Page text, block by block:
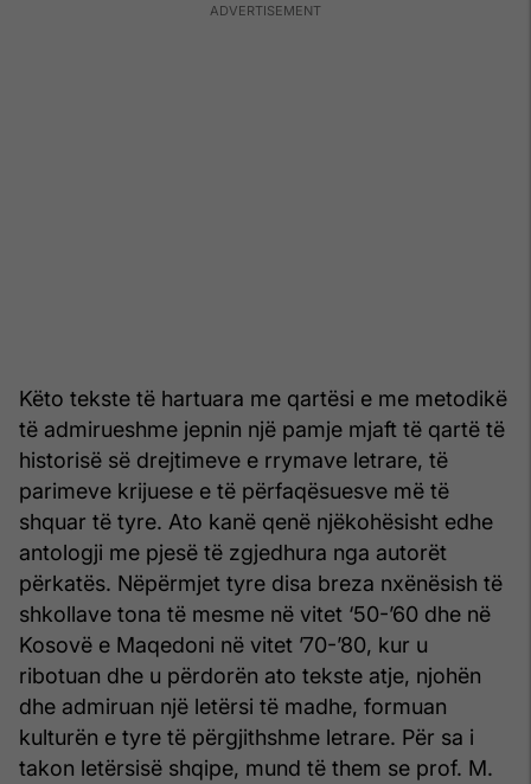
Këto tekste të hartuara me qartësi e me metodikë
të admirueshme jepnin një pamje mjaft të qartë të
historisë së drejtimeve e rrymave letrare, të
parimeve krijuese e të përfaqësuesve më të
shquar të tyre. Ato kanë qenë njëkohësisht edhe
antologji me pjesë të zgjedhura nga autorët
përkatës. Nëpërmjet tyre disa breza nxënësish të
shkollave tona të mesme në vitet ‘50-’60 dhe në
Kosovë e Maqedoni në vitet ’70-’80, kur u
ribotuan dhe u përdorën ato tekste atje, njohën
dhe admiruan një letërsi të madhe, formuan
kulturën e tyre të përgjithshme letrare. Për sa i
takon letërsisë shqipe, mund të them se prof. M.